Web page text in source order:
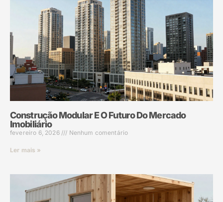
Construção Modular E O Futuro Do Mercado
Imobiliário
fevereiro 6, 2026 Nenhum comentário
Ler mais »